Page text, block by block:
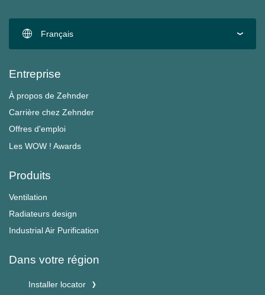
Français
Entreprise
À propos de Zehnder
Carrière chez Zehnder
Offres d'emploi
Les WOW ! Awards
Produits
Ventilation
Radiateurs design
Industrial Air Purification
Dans votre région
Installer locator